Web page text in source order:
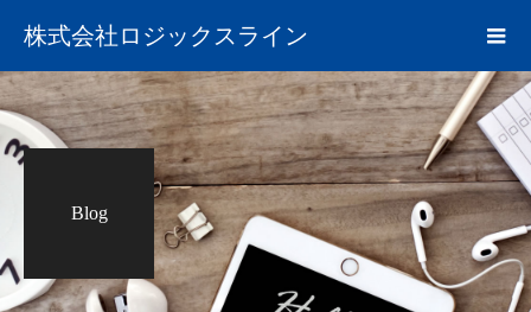
株式会社ロジックスライン
Blog